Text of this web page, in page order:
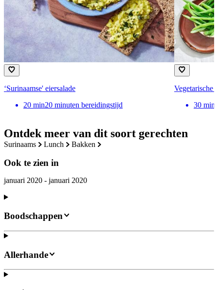
Ontdek meer van dit soort gerechten
surinaams lunch bakken
Ook te zien in
januari 2020 - januari 2020
‘Surinaamse' eiersalade
20 min20 minuten bereidingstijd
Vegetarische
30 min
Boodschappen
Allerhande